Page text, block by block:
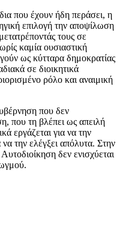
που έχουν ήδη περάσει, η
επιλογή την αποψίλωση
τους σε
καμία ουσιαστική
ως κύτταρα δημοκρατίας
σε διοικητικά
ρόλο και αναιμική
που δεν
που τη βλέπει ως απειλή
εργάζεται για να την
να την ελέγξει απόλυτα. Στην
δεν ενισχύεται